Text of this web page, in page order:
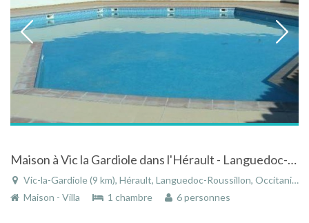
Maison à Vic la Gardiole dans l'Hérault - Languedoc-Roussillon dans résidence avec piscine
Vic-la-Gardiole (9 km), Hérault, Languedoc-Roussillon, Occitanie, France
Maison - Villa
1 chambre 6 personnes